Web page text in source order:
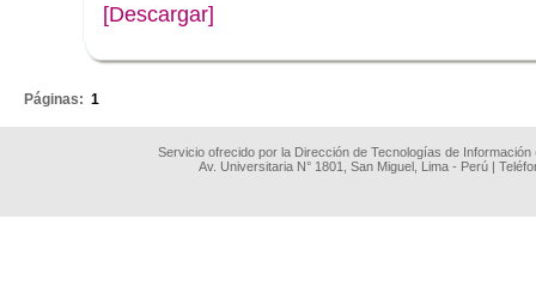
[Descargar]
Páginas: 1
Servicio ofrecido por la Dirección de Tecnologías de
Av. Universitaria N° 1801, San Miguel, Lima - Perú |